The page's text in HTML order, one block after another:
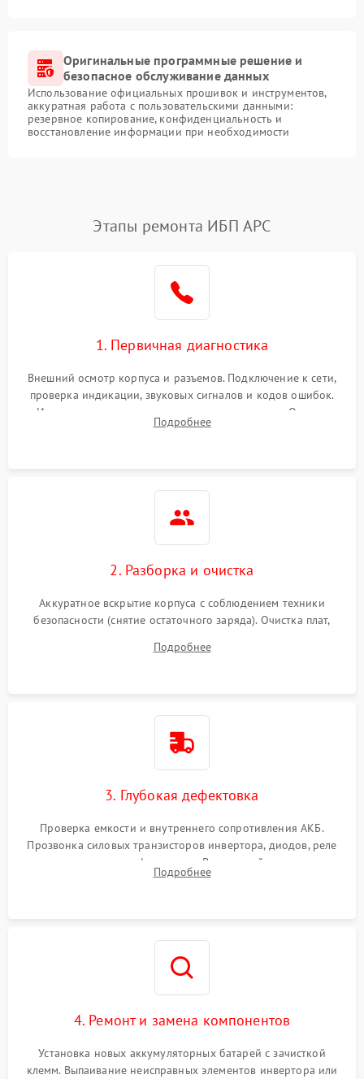
Оригинальные программные решение и
безопасное обслуживание данных
Использование официальных прошивок и инструментов,
аккуратная работа с пользовательскими данными:
резервное копирование, конфиденциальность и
восстановление информации при необходимости
Этапы ремонта ИБП APC
1. Первичная диагностика
Внешний осмотр корпуса и разъемов. Подключение к сети,
проверка индикации, звуковых сигналов и кодов ошибок.
Измерение входного и выходного напряжения. Оценка
реакции ИБП на отключение основного питания без
Подробнее
2. Разборка и очистка
Аккуратное вскрытие корпуса с соблюдением техники
безопасности (снятие остаточного заряда). Очистка плат,
и кистей для предотвращения перегрева и замыканий.
Подробнее
3. Глубокая дефектовка
Проверка емкости и внутреннего сопротивления АКБ.
Прозвонка силовых транзисторов инвертора, диодов, реле
переключения и трансформатора. Визуальный поиск вздутых
конденсаторов и прогаров на печатной плате.
Подробнее
4. Ремонт и замена компонентов
Установка новых аккумуляторных батарей с зачисткой
клемм. Выпаивание неисправных элементов инвертора или